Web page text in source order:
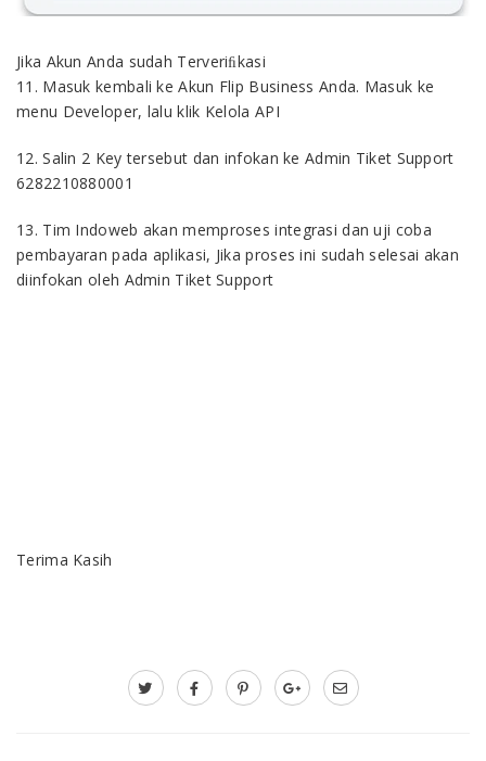
Jika Akun Anda sudah Terveriﬁkasi
11. Masuk kembali ke Akun Flip Business Anda. Masuk ke
menu Developer, lalu klik Kelola API
12. Salin 2 Key tersebut dan infokan ke Admin Tiket Support
6282210880001
13. Tim Indoweb akan memproses integrasi dan uji coba
pembayaran pada aplikasi, Jika proses ini sudah selesai akan
diinfokan oleh Admin Tiket Support
Terima Kasih